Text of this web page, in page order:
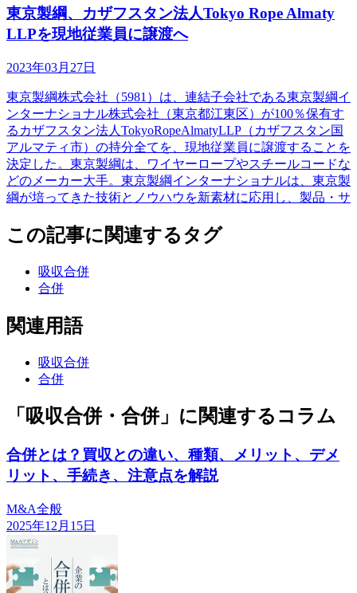
東京製綱、カザフスタン法人Tokyo Rope Almaty
LLPを現地従業員に譲渡へ
2023年03月27日
東京製綱株式会社（5981）は、連結子会社である東京製綱イ
ンターナショナル株式会社（東京都江東区）が100％保有す
るカザフスタン法人TokyoRopeAlmatyLLP（カザフスタン国
アルマティ市）の持分全てを、現地従業員に譲渡することを
決定した。東京製綱は、ワイヤーロープやスチールコードな
どのメーカー大手。東京製綱インターナショナルは、東京製
綱が培ってきた技術とノウハウを新素材に応用し、製品・サ
この記事に関連するタグ
吸収合併
合併
関連用語
吸収合併
合併
「吸収合併・合併」に関連するコラム
合併とは？買収との違い、種類、メリット、デメ
リット、手続き、注意点を解説
M&A全般
2025年12月15日